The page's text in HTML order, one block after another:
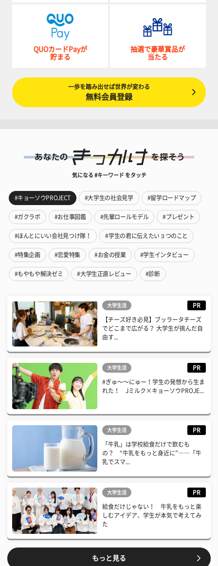
QUOカードPayが
貯まる
抽選で豪華賞品が
当たる
一歩を踏み出せば世界が変わる
無料会員登録
気になる #キーワード をタッチ
#キョーソウPROJECT #大学生の社会見学 #留学ロードマップ
#ガクラボ #お仕事図鑑 #先輩ロールモデル #プレゼント
#ほんとにいい会社見つけ隊！ #学生の君に伝えたい３つのこと
#特集企画 #恋愛特集 #お金の授業 #学生インタビュー
#もやもや解決ゼミ #大学生正直レビュー #診断
大学生活 PR
【チーズ好き必見】ブッラータチーズ
でどこまで広がる？ 大学生が挑んだ自
由す...
大学生活 PR
#ぎゅ〜〜にゅー！学生の発想から生ま
れた！ Jミルク×キョーソウPROJE...
大学生活 PR
「牛乳」は学校給食だけで飲むも
の？ “牛乳をもっと身近に”――「牛
乳でスマ...
大学生活 PR
給食だけじゃない！ 牛乳をもっと楽
しむアイデア、学生が本気で考えてみ
た
もっと見る